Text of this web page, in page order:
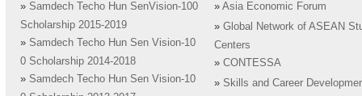
» Samdech Techo Hun SenVision-100
Scholarship 2015-2019
» Samdech Techo Hun Sen Vision-10
0 Scholarship 2014-2018
» Samdech Techo Hun Sen Vision-10
» Asia Economic Forum
» Global Network of ASEAN
Centers
» CONTESSA
» Skills and Career